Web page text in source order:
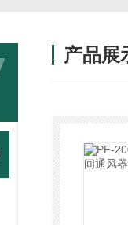
产品展